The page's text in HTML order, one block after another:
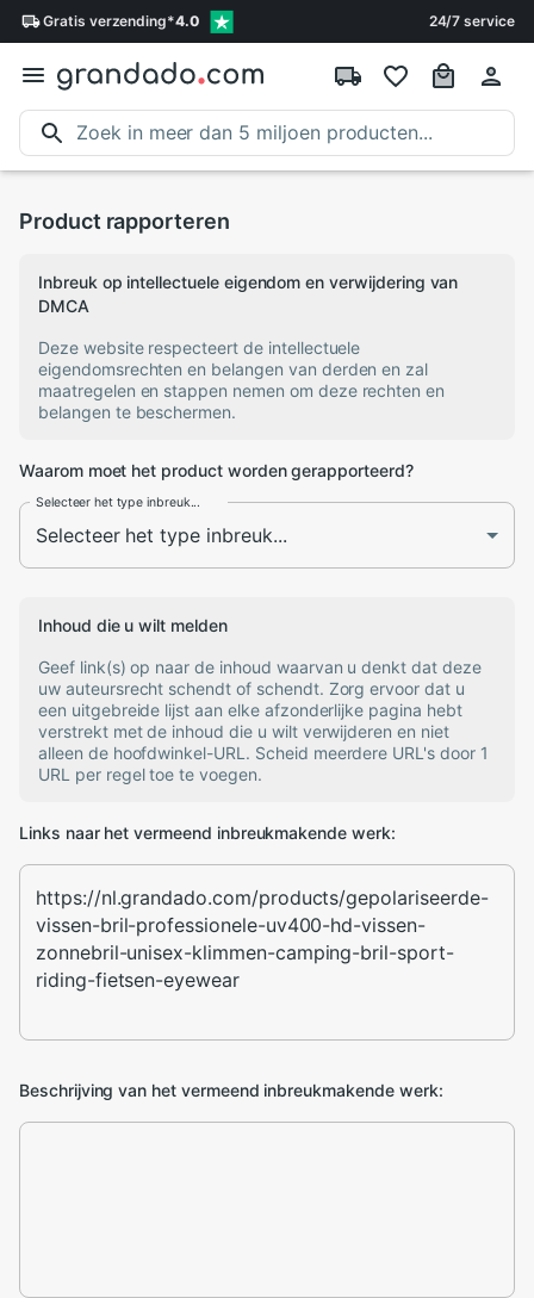
Gratis verzending*4.0 24/7 service
Product rapporteren
Inbreuk op intellectuele eigendom en verwijdering van
DMCA
Deze website respecteert de intellectuele
eigendomsrechten en belangen van derden en zal
maatregelen en stappen nemen om deze rechten en
belangen te beschermen.
Waarom moet het product worden gerapporteerd?
Selecteer het type inbreuk...
Inhoud die u wilt melden
Geef link(s) op naar de inhoud waarvan u denkt dat deze
uw auteursrecht schendt of schendt. Zorg ervoor dat u
een uitgebreide lijst aan elke afzonderlijke pagina hebt
verstrekt met de inhoud die u wilt verwijderen en niet
alleen de hoofdwinkel-URL. Scheid meerdere URL's door 1
URL per regel toe te voegen.
Links naar het vermeend inbreukmakende werk:
Beschrijving van het vermeend inbreukmakende werk: